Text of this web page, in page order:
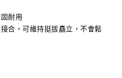
耐用
合，可維持挺拔矗立，不會鬆